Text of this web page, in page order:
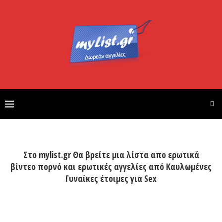
Στο mylist.gr Θα βρείτε μια λίστα απο ερωτικά
βίντεο πορνό και ερωτικές αγγελίες από Καυλωμένες
Γυναίκες έτοιμες για Sex